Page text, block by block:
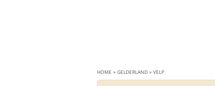
HOME » GELDERLAND » VELP